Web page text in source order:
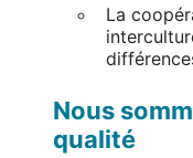
La
Nous
qualité